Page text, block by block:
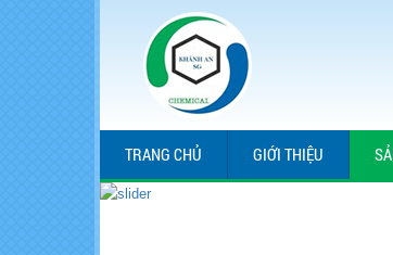
TRANG CHỦ GIỚI THIỆU